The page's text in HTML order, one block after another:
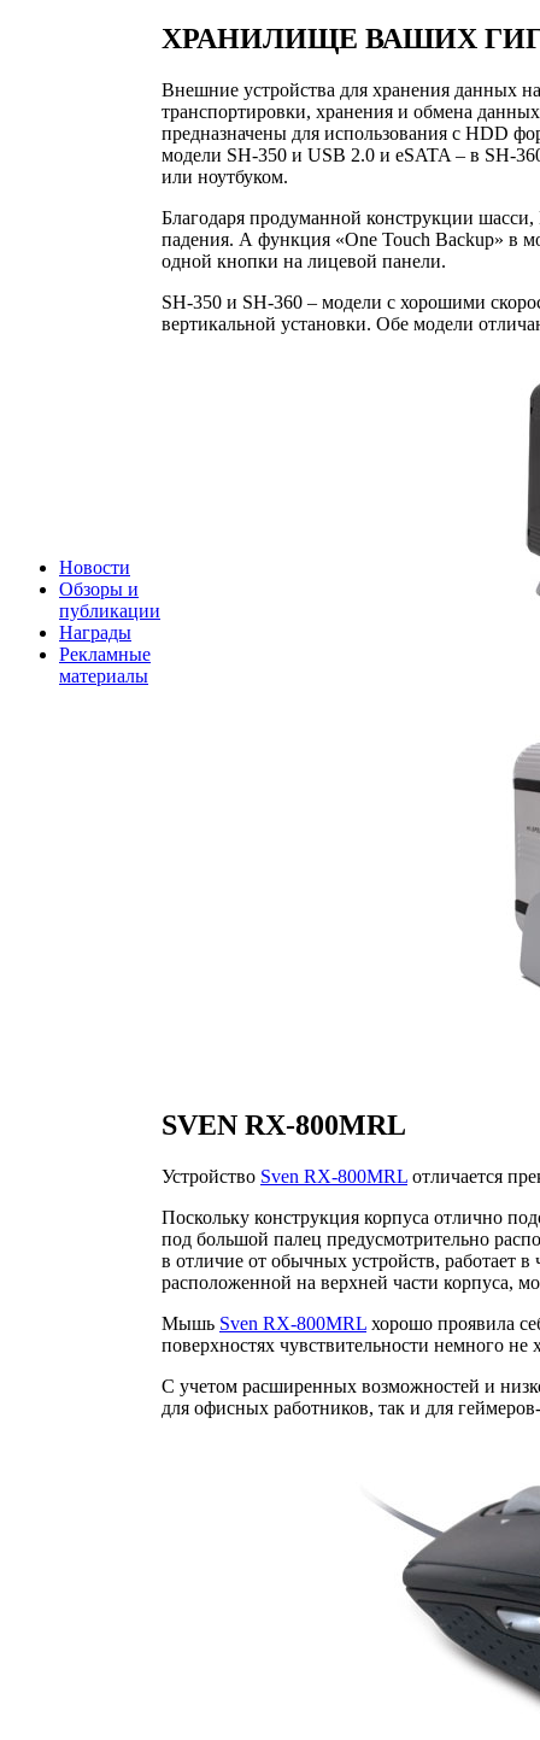
Новости
Обзоры и
публикации
Награды
Рекламные
материалы
ХРАНИЛИЩЕ ВАШИХ
Внешние устройства для хранения данных
транспортировки, хранения и обмена
предназначены для использования с HDD
модели SH-350 и USB 2.0 и eSATA – в SH-
или ноутбуком.
Благодаря продуманной конструкции
падения. А функция «One Touch Backup» в
одной кнопки на лицевой панели.
SH-350 и SH-360 – модели с хорошими
вертикальной установки. Обе модели
SVEN RX-800MRL
Устройство Sven RX-800MRL отличается
Поскольку конструкция корпуса отлично
под большой палец предусмотрительно
в отличие от обычных устройств, работает
расположенной на верхней части корпуса,
Мышь Sven RX-800MRL хорошо проявила
поверхностях чувствительности немного не
С учетом расширенных возможностей и
для офисных работников, так и для